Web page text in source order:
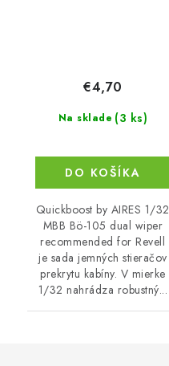
Na sklade (3 ks)
€4,70
DO KOŠÍKA
Quickboost by AIRES 1/32
MBB Bö-105 dual wiper
recommended for Revell
je sada jemných stieračov
prekrytu kabíny. V mierke
1/32 nahrádza robustný...